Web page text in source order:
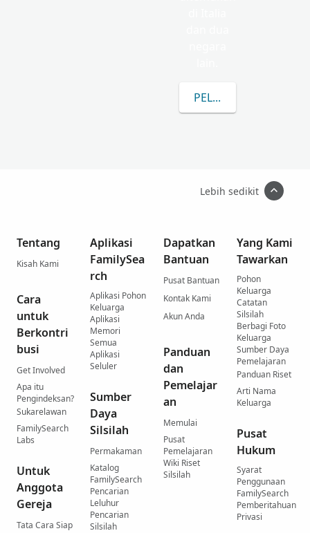
PELAJARI LEBIH
Lebih sedikit
Tentang
Kisah Kami
Cara
untuk
Berkontri
busi
Get Involved
Apa itu
Pengindeksan?
Sukarelawan
FamilySearch
Labs
Untuk
Anggota
Gereja
Tata Cara Siap
Aplikasi
FamilySea
rch
Aplikasi Pohon
Keluarga
Aplikasi
Memori
Semua
Aplikasi
Seluler
Sumber
Daya
Silsilah
Permakaman
Katalog
FamilySearch
Pencarian
Leluhur
Pencarian
Silsilah
Dapatkan
Bantuan
Pusat Bantuan
Kontak Kami
Akun Anda
Panduan
dan
Pemelajar
an
Memulai
Pusat
Pemelajaran
Wiki Riset
Silsilah
Yang Kami
Tawarkan
Pohon
Keluarga
Catatan
Silsilah
Berbagi Foto
Keluarga
Sumber Daya
Pemelajaran
Panduan Riset
Arti Nama
Keluarga
Pusat
Hukum
Syarat
Penggunaan
FamilySearch
Pemberitahuan
Privasi